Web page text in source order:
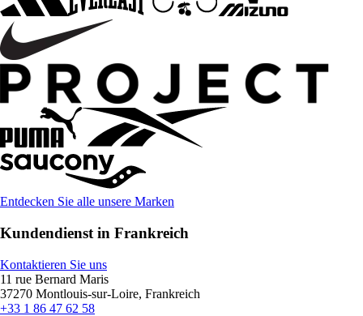
Entdecken Sie alle unsere Marken
Kundendienst in Frankreich
Kontaktieren Sie uns
11 rue Bernard Maris
37270 Montlouis-sur-Loire, Frankreich
+33 1 86 47 62 58